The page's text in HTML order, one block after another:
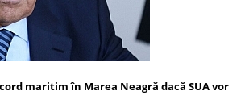
maritim în Marea Neagră dacă SUA vor